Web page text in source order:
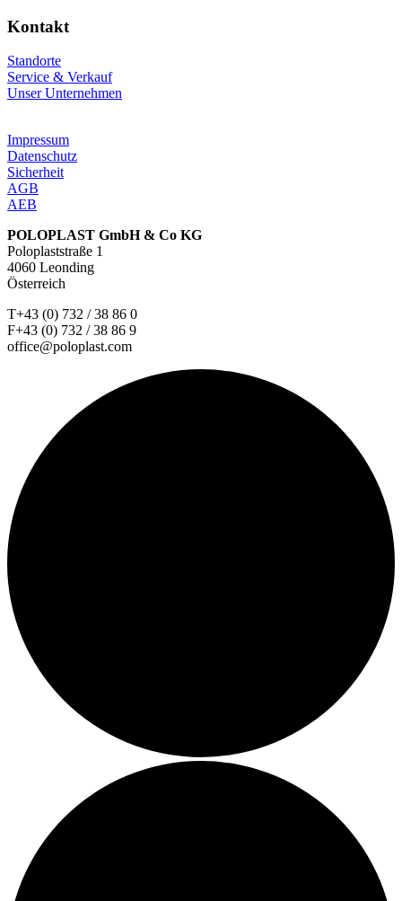
Kontakt
Standorte
Service & Verkauf
Unser Unternehmen
Impressum
Datenschutz
Sicherheit
AGB
AEB
POLOPLAST GmbH & Co KG
Poloplaststraße 1
4060 Leonding
Österreich
T+43 (0) 732 / 38 86 0
F+43 (0) 732 / 38 86 9
office@poloplast.com